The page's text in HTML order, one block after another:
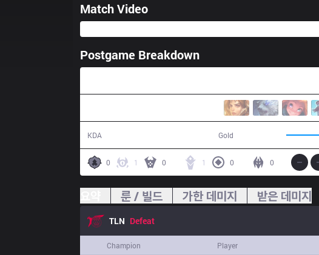
Match Video
Postgame Breakdown
KDA Gold
0 1 0 1 0 0
룬 / 빌드 가한 데미지 받은 데미지
TLN Defeat
Champion Player